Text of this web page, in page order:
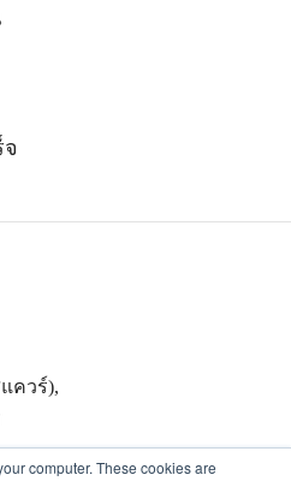
computer. These cookies are
ควร์),